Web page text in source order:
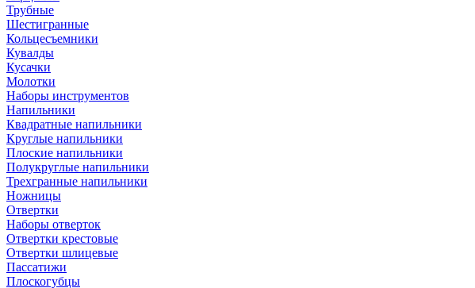
Трубные
Шестигранные
Кольцесъемники
Кувалды
Кусачки
Молотки
Наборы инструментов
Напильники
Квадратные напильники
Круглые напильники
Плоские напильники
Полукруглые напильники
Трехгранные напильники
Ножницы
Отвертки
Наборы отверток
Отвертки крестовые
Отвертки шлицевые
Пассатижи
Плоскогубцы